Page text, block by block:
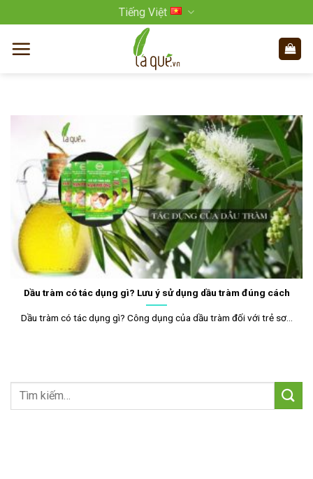
qua
nội
Tiếng Việt
Dầu tràm có tác dụng gì? Lưu ý sử dụng dầu tràm đúng cách
Dầu tràm có tác dụng gì? Công dụng của dầu tràm đối với trẻ sơ...